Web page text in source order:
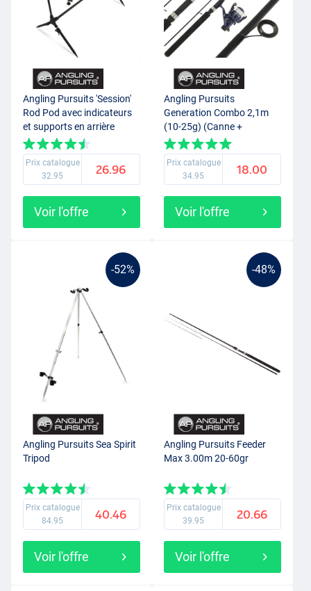
Angling Pursuits 'Session'
Rod Pod avec indicateurs
et supports en arrière
Prix catalogue
32.95
26.96
Voir l'offre
Angling Pursuits
Generation Combo 2,1m
(10-25g) (Canne +
moulinet + nylon)
Prix catalogue
34.95
18.00
Voir l'offre
-52%
Angling Pursuits Sea Spirit
Tripod
Prix catalogue
84.95
40.46
Voir l'offre
-48%
Angling Pursuits Feeder
Max 3.00m 20-60gr
Prix catalogue
39.95
20.66
Voir l'offre